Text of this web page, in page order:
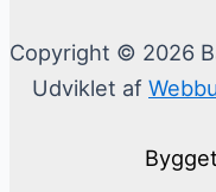
Copyright © 2026
Udviklet af